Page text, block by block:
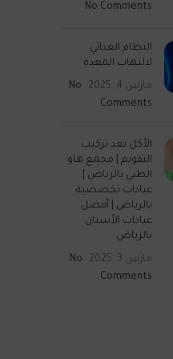
No Comments
النظام الغذائي
لالتهاب المعدة
مارس 4, 2025
No
Comments
الأكل بعد تركيب
التقويم | مجمع هاو
الطبي بالرياض |
عيادات تخصصية
بالرياض | أفضل
عيادات الأسنان
بالرياض
مارس 3, 2025
No
Comments